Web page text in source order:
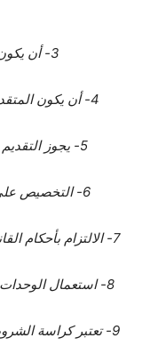
3- أن يكون المتقدم مصري الجنسية.
4- أن يكون المتقدم متمتعاً بأهلية التصرف والتعاقد.
5- يجوز التقديم عن القاصر أو من له ولاية عليه.
6- التخصيص على أساس نظام الأولوية الحجزية.
7- الالتزام بأحكام القانون في التجمعات العمرانية المختلفة.
8- استعمال الوحدات السكنية للغرض المخصص لها فقط.
9- تعتبر كراسة